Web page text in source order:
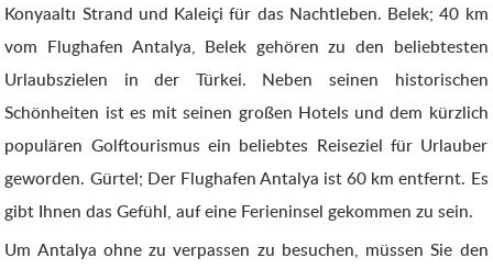
Konyaaltı Strand und Kaleiçi für das Nachtleben. Belek; 40 km
vom Flughafen Antalya, Belek gehören zu den beliebtesten
Urlaubszielen in der Türkei. Neben seinen historischen
Schönheiten ist es mit seinen großen Hotels und dem kürzlich
populären Golftourismus ein beliebtes Reiseziel für Urlauber
geworden. Gürtel; Der Flughafen Antalya ist 60 km entfernt. Es
gibt Ihnen das Gefühl, auf eine Ferieninsel gekommen zu sein.
Um Antalya ohne zu verpassen zu besuchen, müssen Sie den